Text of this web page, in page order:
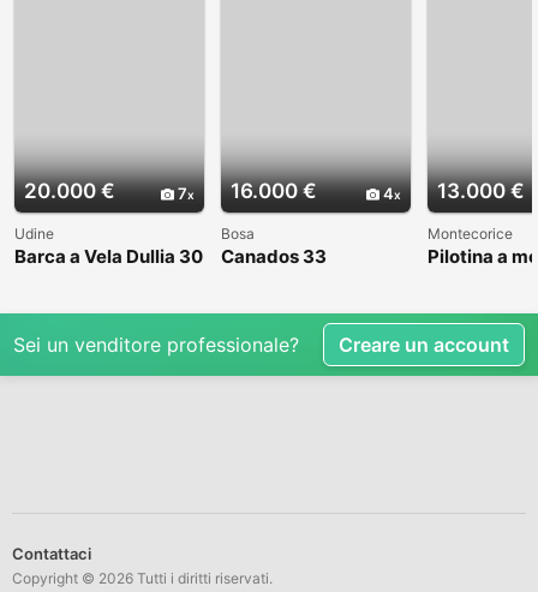
20.000 € 7
Udine
Barca a Vela Dullia 30
16.000 € 4
Bosa
Canados 33
13.000 €
Montecorice
Pilotina a
Sei un venditore professionale? Creare un account
Contattaci
Copyright © 2026 Tutti i diritti riservati.